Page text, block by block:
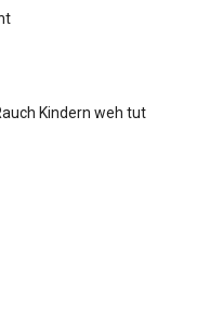
Kindern weh tut